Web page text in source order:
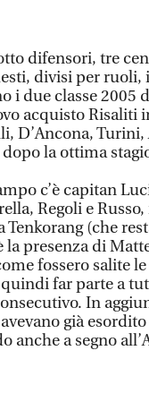
difensori, tre
divisi per ruoli,
i due classe
acquisto Risaliti
D’Ancona,
la ottima
c’è capitan
Regoli e
Tenkorang (che
la presenza di
fossero salite
far parte a
In
già
anche a segno